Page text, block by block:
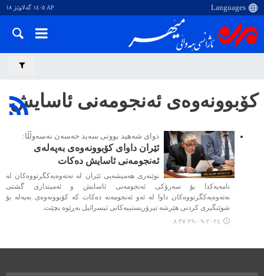
AP ١٤٠٥ گەلاوێژ ١٨
کۆبوونەوەی ئەنجومەنی ئاسایش
دوای شەهید بوونی سەید حەسەن نەسەوڵڵا:
ئێران داوای کۆبوونەوەی بەپەلەی
ئەنجومەنی ئاسایش دەکات
نوێنەری هەمیشەیی ئێران لە نەتەوەیەکگرتووەکان لە
نامەیەکدا بۆ سەرۆکی ئەنجومەنی ئاسایش و ئەمینداری گشتی
نەتەوەیەکگرتووەکان داوا لە ئەو ئەنجومەنە دەکات کە کۆبوونەوەی بەپەلە بۆ
شوێنگیری کردنی هێرشە تیرۆریستییەکانی ئیسرائیل بەڕێوە بچێت.
٢٠٢٤-٠٩-٢٩ ٠٨:٣٧